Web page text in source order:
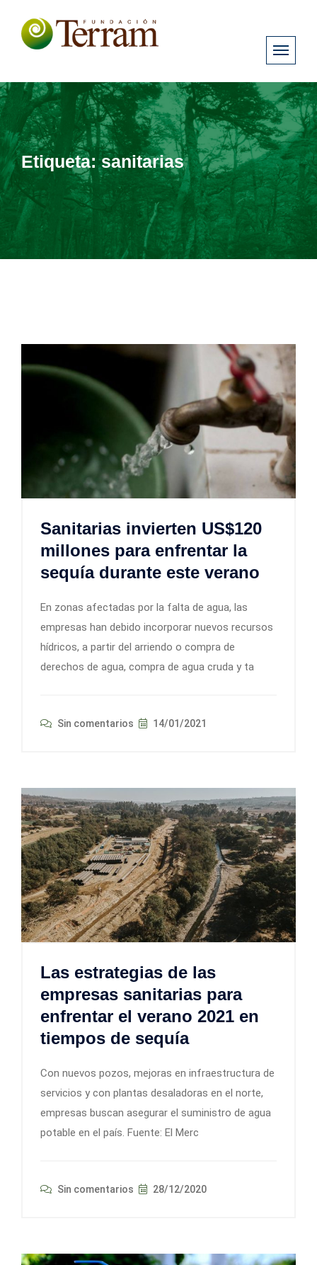
Etiqueta:sanitarias
Sanitarias invierten US$120
millones para enfrentar la
sequía durante este verano
En zonas afectadas por la falta de agua, las
empresas han debido incorporar nuevos recursos
hídricos, a partir del arriendo o compra de
derechos de agua, compra de agua cruda y ta
Sin comentarios 14/01/2021
Las estrategias de las
empresas sanitarias para
enfrentar el verano 2021 en
tiempos de sequía
Con nuevos pozos, mejoras en infraestructura de
servicios y con plantas desaladoras en el norte,
empresas buscan asegurar el suministro de agua
potable en el país. Fuente: El Merc
Sin comentarios 28/12/2020